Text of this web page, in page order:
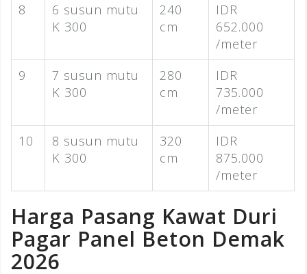
8
6 susun mutu
K 300
240
cm
IDR
652.000
/meter
9
7 susun mutu
K 300
280
cm
IDR
735.000
/meter
10
8 susun mutu
K 300
320
cm
IDR
875.000
/meter
Harga Pasang Kawat Duri
Pagar Panel Beton Demak
2026